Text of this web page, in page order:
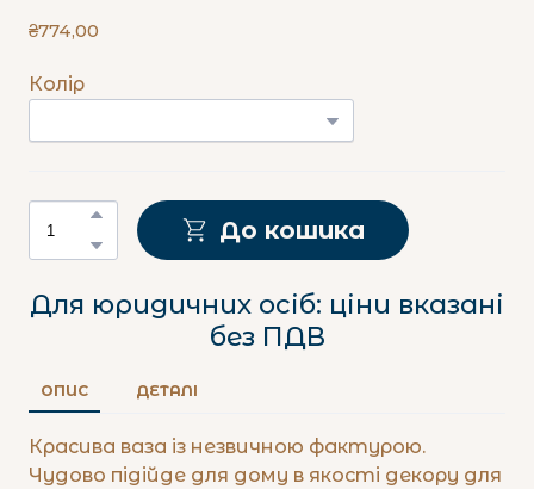
₴774,00
Колір
До кошика
Для юридичних осіб: ціни вказані
без ПДВ
ОПИС ДЕТАЛІ
Красива ваза із незвичною фактурою.
Чудово підійде для дому в якості декору для